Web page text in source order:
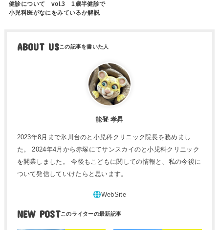
健診について vol.3 1歳半健診で
小児科医がなにをみているか解説
ABOUT US
能登 孝昇
2023年8月まで氷川台のと小児科クリニック院長を務めまし
た。 2024年4月から赤塚にてサンスカイのと小児科クリニック
を開業しました。 今後もこどもに関しての情報と、私の今後に
ついて発信していけたらと思います。
NEW POST